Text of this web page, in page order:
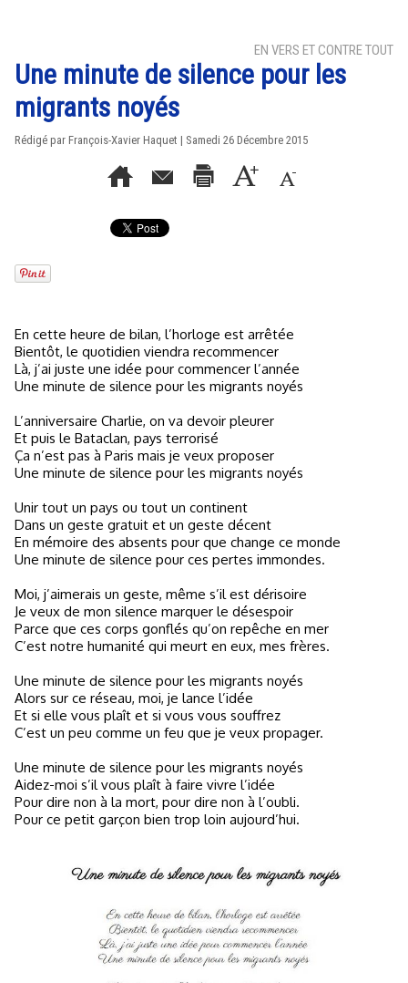
EN VERS ET CONTRE TOUT
Une minute de silence pour les
migrants noyés
Rédigé par François-Xavier Haquet | Samedi 26 Décembre 2015
En cette heure de bilan, l’horloge est arrêtée
Bientôt, le quotidien viendra recommencer
Là, j’ai juste une idée pour commencer l’année
Une minute de silence pour les migrants noyés
L’anniversaire Charlie, on va devoir pleurer
Et puis le Bataclan, pays terrorisé
Ça n’est pas à Paris mais je veux proposer
Une minute de silence pour les migrants noyés
Unir tout un pays ou tout un continent
Dans un geste gratuit et un geste décent
En mémoire des absents pour que change ce monde
Une minute de silence pour ces pertes immondes.
Moi, j’aimerais un geste, même s’il est dérisoire
Je veux de mon silence marquer le désespoir
Parce que ces corps gonflés qu’on repêche en mer
C’est notre humanité qui meurt en eux, mes frères.
Une minute de silence pour les migrants noyés
Alors sur ce réseau, moi, je lance l’idée
Et si elle vous plaît et si vous vous souffrez
C’est un peu comme un feu que je veux propager.
Une minute de silence pour les migrants noyés
Aidez-moi s’il vous plaît à faire vivre l’idée
Pour dire non à la mort, pour dire non à l’oubli.
Pour ce petit garçon bien trop loin aujourd’hui.